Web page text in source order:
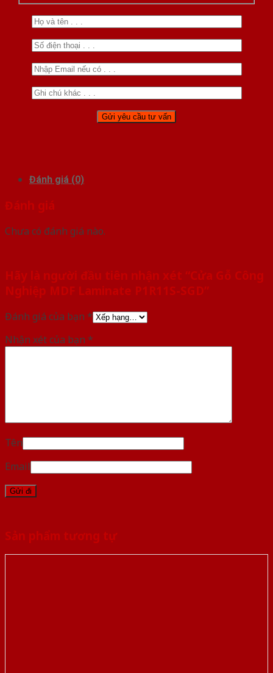
Đánh giá (0)
Đánh giá
Chưa có đánh giá nào.
Hãy là người đầu tiên nhận xét “Cửa Gỗ Công
Nghiệp MDF Laminate P1R11S-SGD”
Đánh giá của bạn *
Nhận xét của bạn *
Tên
Email
Sản phẩm tương tự